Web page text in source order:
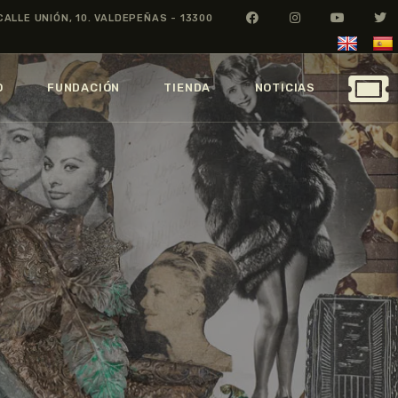
UNIÓN, 10. VALDEPEÑAS - 13300
FUNDACIÓN TIENDA NOTICIAS